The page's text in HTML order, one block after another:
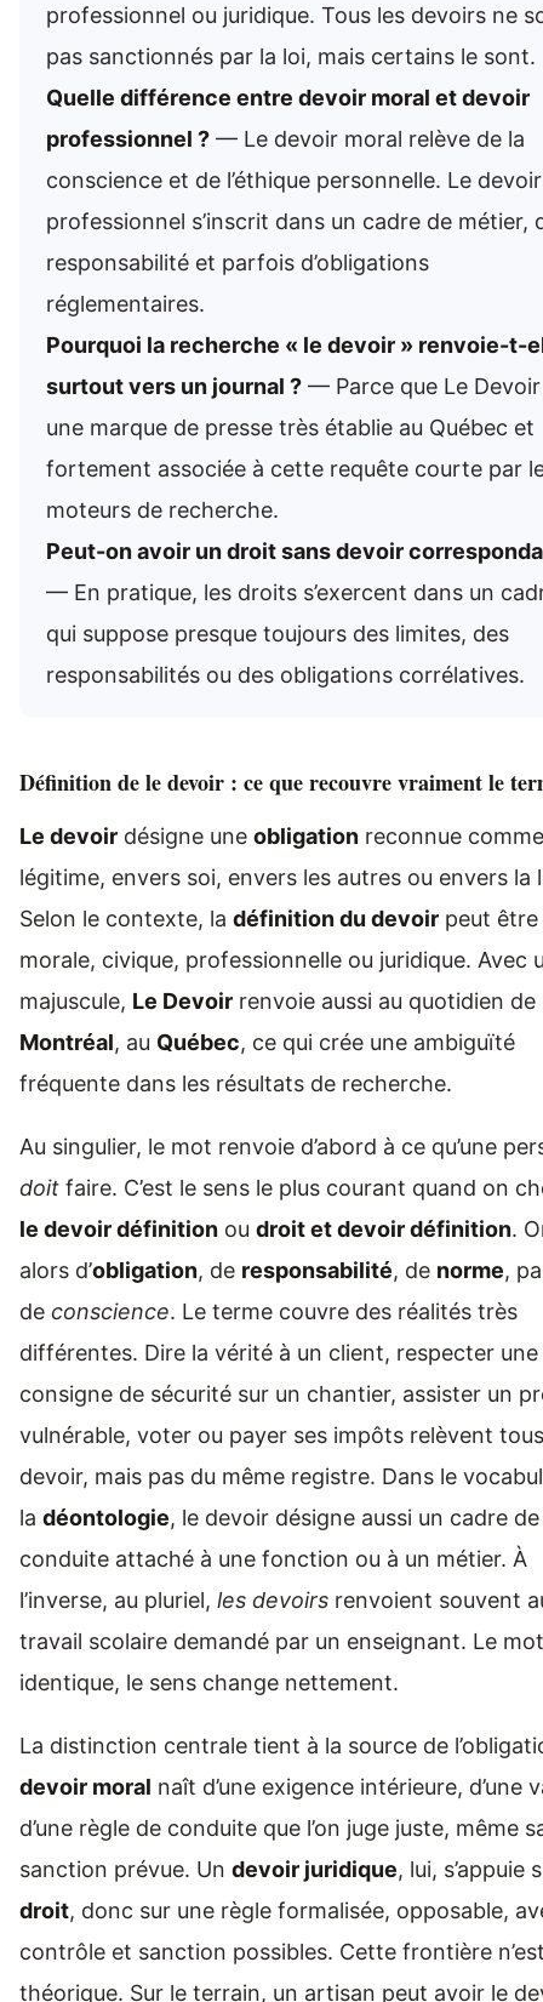
professionnel ou juridique. Tous les devoirs ne
pas sanctionnés par la loi, mais certains le sont.
Quelle différence entre devoir moral et devoir
professionnel ? — Le devoir moral relève de la
conscience et de l’éthique personnelle. Le devoir
professionnel s’inscrit dans un cadre de métier,
responsabilité et parfois d’obligations
réglementaires.
Pourquoi la recherche « le devoir » renvoie-t-
surtout vers un journal ? — Parce que Le
une marque de presse très établie au Québec et
fortement associée à cette requête courte par
moteurs de recherche.
Peut-on avoir un droit sans devoir
— En pratique, les droits s’exercent dans un
qui suppose presque toujours des limites, des
responsabilités ou des obligations corrélatives.
Définition de le devoir : ce que recouvre vraiment le
Le devoir désigne une obligation reconnue comme
légitime, envers soi, envers les autres ou envers la
Selon le contexte, la définition du devoir peut être
morale, civique, professionnelle ou juridique. Avec
majuscule, Le Devoir renvoie aussi au quotidien de
Montréal, au Québec, ce qui crée une ambiguïté
fréquente dans les résultats de recherche.
Au singulier, le mot renvoie d’abord à ce qu’une
doit faire. C’est le sens le plus courant quand on
le devoir définition ou droit et devoir définition.
alors d’obligation, de responsabilité, de norme,
de conscience. Le terme couvre des réalités très
différentes. Dire la vérité à un client, respecter une
consigne de sécurité sur un chantier, assister un
vulnérable, voter ou payer ses impôts relèvent tous
devoir, mais pas du même registre. Dans le
la déontologie, le devoir désigne aussi un cadre de
conduite attaché à une fonction ou à un métier. À
l’inverse, au pluriel, les devoirs renvoient souvent
travail scolaire demandé par un enseignant. Le
identique, le sens change nettement.
La distinction centrale tient à la source de
devoir moral naît d’une exigence intérieure, d’une
d’une règle de conduite que l’on juge juste, même
sanction prévue. Un devoir juridique, lui, s’appuie
droit, donc sur une règle formalisée, opposable,
contrôle et sanction possibles. Cette frontière
théorique. Sur le terrain, un artisan peut avoir le